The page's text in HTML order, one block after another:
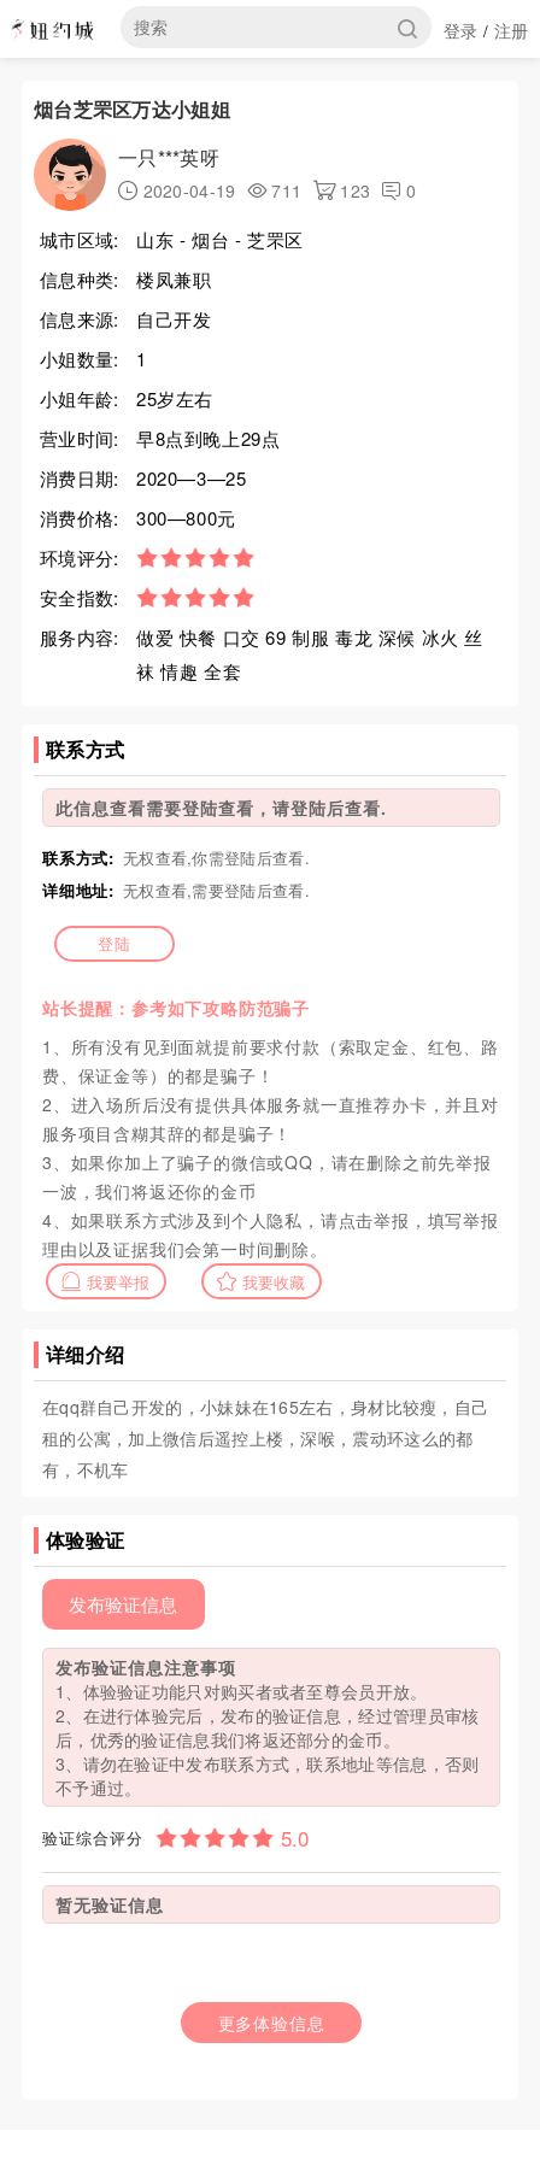
登录 / 注册
烟台芝罘区万达小姐姐
一只***英呀
2020-04-19 711 123 0
城市区域:
山东 - 烟台 - 芝罘区
信息种类:
楼凤兼职
信息来源:
自己开发
小姐数量:
1
小姐年龄:
25岁左右
营业时间:
早8点到晚上29点
消费日期:
2020—3—25
消费价格:
300—800元
环境评分:
安全指数:
服务内容:
做爱 快餐 口交 69 制服 毒龙 深候 冰火 丝
袜 情趣 全套
联系方式
此信息查看需要登陆查看，请登陆后查看.
联系方式: 无权查看,你需登陆后查看.
详细地址: 无权查看,需要登陆后查看.
登陆
站长提醒：参考如下攻略防范骗子
1、所有没有见到面就提前要求付款（索取定金、红包、路
费、保证金等）的都是骗子！
2、进入场所后没有提供具体服务就一直推荐办卡，并且对
服务项目含糊其辞的都是骗子！
3、如果你加上了骗子的微信或QQ，请在删除之前先举报
一波，我们将返还你的金币
4、如果联系方式涉及到个人隐私，请点击举报，填写举报
理由以及证据我们会第一时间删除。
我要举报 我要收藏
详细介绍
在qq群自己开发的，小妹妹在165左右，身材比较瘦，自己
租的公寓，加上微信后遥控上楼，深喉，震动环这么的都
有，不机车
体验验证
发布验证信息
发布验证信息注意事项
1、体验验证功能只对购买者或者至尊会员开放。
2、在进行体验完后，发布的验证信息，经过管理员审核
后，优秀的验证信息我们将返还部分的金币。
3、请勿在验证中发布联系方式，联系地址等信息，否则
不予通过。
验证综合评分
暂无验证信息
更多体验信息